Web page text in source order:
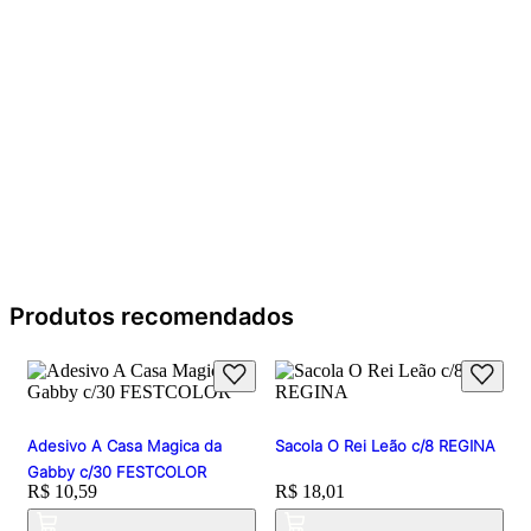
Produtos recomendados
Adesivo A Casa Magica da
Gabby c/30 FESTCOLOR
Price:
R$ 10,59
Sacola O Rei Leão c/8 REGINA
Price:
R$ 18,01